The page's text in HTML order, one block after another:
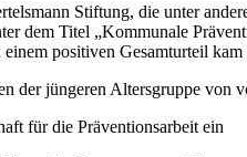
Stiftung, die unter
dem Titel „Kommunale
positiven Gesamturteil
der jüngeren Altersgruppe
für die Präventionsarbeit ein